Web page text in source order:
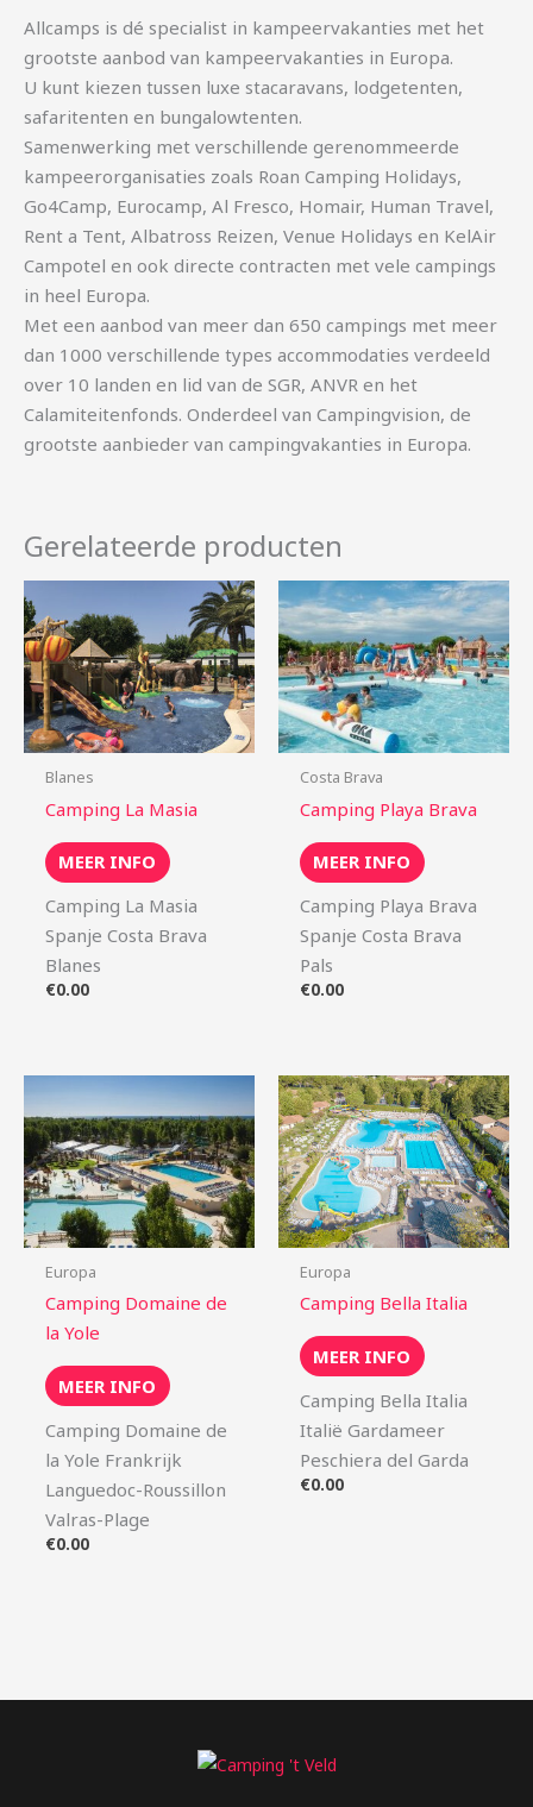
Allcamps is dé specialist in kampeervakanties met het
grootste aanbod van kampeervakanties in Europa.
U kunt kiezen tussen luxe stacaravans, lodgetenten,
safaritenten en bungalowtenten.
Samenwerking met verschillende gerenommeerde
kampeerorganisaties zoals Roan Camping Holidays,
Go4Camp, Eurocamp, Al Fresco, Homair, Human Travel,
Rent a Tent, Albatross Reizen, Venue Holidays en KelAir
Campotel en ook directe contracten met vele campings
in heel Europa.
Met een aanbod van meer dan 650 campings met meer
dan 1000 verschillende types accommodaties verdeeld
over 10 landen en lid van de SGR, ANVR en het
Calamiteitenfonds. Onderdeel van Campingvision, de
grootste aanbieder van campingvakanties in Europa.
Gerelateerde producten
Blanes
Camping La Masia
MEER INFO
Camping La Masia
Spanje Costa Brava
Blanes
€0.00
Costa Brava
Camping Playa Brava
MEER INFO
Camping Playa Brava
Spanje Costa Brava
Pals
€0.00
Europa
Camping Domaine de
la Yole
MEER INFO
Camping Domaine de
la Yole Frankrijk
Languedoc-Roussillon
Valras-Plage
€0.00
Europa
Camping Bella Italia
MEER INFO
Camping Bella Italia
Italië Gardameer
Peschiera del Garda
€0.00